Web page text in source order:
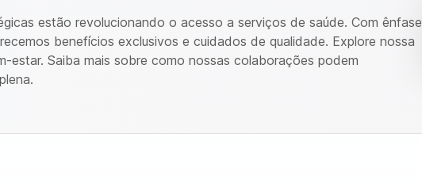
estão revolucionando o acesso a serviços de saúde. Com ênfase
benefícios exclusivos e cuidados de qualidade. Explore nossa
estar. Saiba mais sobre como nossas colaborações podem